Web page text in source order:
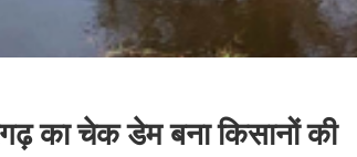
का चेक डेम बना किसानों की